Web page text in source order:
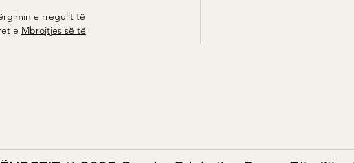
e rregullt të
e Mbrojtjes së të